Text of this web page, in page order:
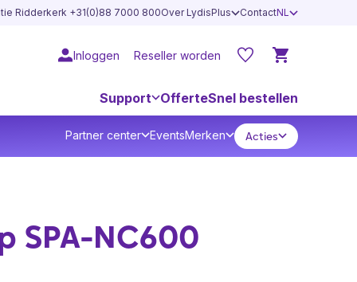
Ridderkerk +31(0)88 7000 800Over LydisPlus ContactNL
Inloggen Reseller worden
Support OfferteSnel bestellen
Partner center EventsMerken Acties
SPA-NC600